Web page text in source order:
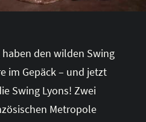
den wilden Swing
im Gepäck – und jetzt
Swing Lyons! Zwei
Metropole